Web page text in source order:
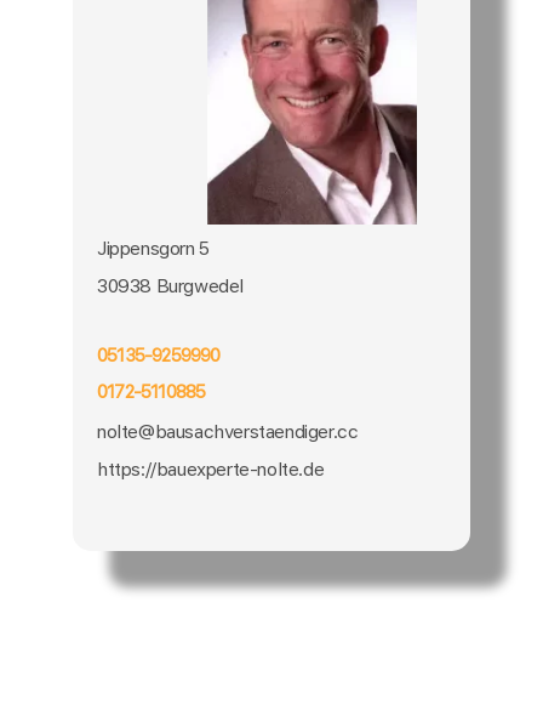
Jippensgorn 5
30938 Burgwedel
05135-9259990
0172-5110885
nolte@bausachverstaendiger.cc
https://bauexperte-nolte.de